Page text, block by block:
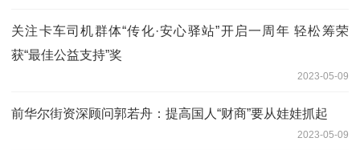
关注卡车司机群体“传化·安心驿站”开启一周年 轻松筹荣
获“最佳公益支持”奖
2023-05-09
前华尔街资深顾问郭若舟：提高国人“财商”要从娃娃抓起
2023-05-09